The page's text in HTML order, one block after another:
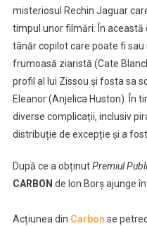
misteriosul Rechin Jaguar
timpul unor filmări. În
tânăr copilot care poate fi sau
frumoasă ziaristă (Cate
profil al lui Zissou și fosta sa
Eleanor (Anjelica Huston). În
diverse complicații, inclusiv
distribuție de excepție și a
După ce a obținutPremiul
CARBON de Ion Borș ajunge
Acțiunea din Carbon se